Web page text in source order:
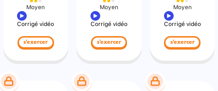
Moyen
Corrigé vidéo
s'exercer
Moyen
Corrigé vidéo
s'exercer
Moyen
Corrigé vidéo
s'exercer